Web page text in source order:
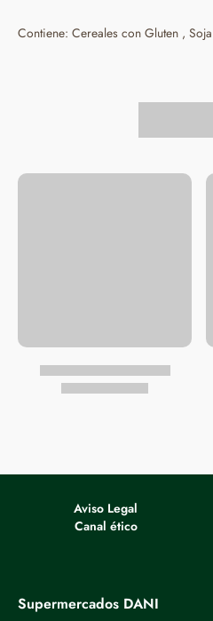
Contiene: Cereales con Gluten ,
Aviso Legal
Canal ético
Supermercados DANI